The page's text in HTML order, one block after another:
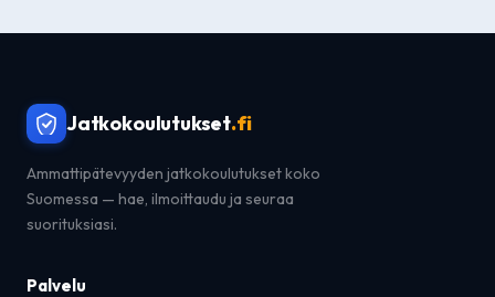
Jatkokoulutukset.fi
Ammattipätevyyden jatkokoulutukset koko
Suomessa — hae, ilmoittaudu ja seuraa
suorituksiasi.
Palvelu